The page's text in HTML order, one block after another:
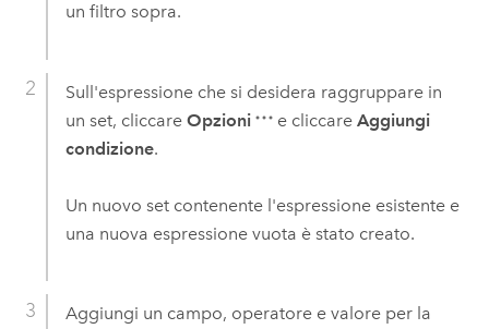
un filtro sopra.
Sull'espressione che si desidera raggruppare in
un set, cliccare Opzioni e cliccare Aggiungi
condizione.
Un nuovo set contenente l'espressione esistente e
una nuova espressione vuota è stato creato.
Aggiungi un campo, operatore e valore per la